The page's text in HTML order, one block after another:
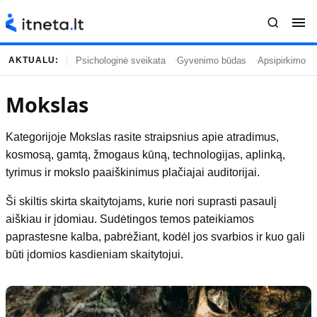
Turinys
Naujausi straipsniai
Gyvenimas
Mada
Namai ir interjeras
Horoskopai
Kulinarija
Gyvenimo būdas
Vasaros mada
Tėvai ir vaikai
Populiaru Informacija
AKTUALU: Psichologinė sveikata Gyvenimo būdas Apsipirkimo
Mokslas
Kategorijoje Mokslas rasite straipsnius apie atradimus,
kosmosą, gamtą, žmogaus kūną, technologijas, aplinką,
tyrimus ir mokslo paaiškinimus plačiajai auditorijai.
Ši skiltis skirta skaitytojams, kurie nori suprasti pasaulį
aiškiau ir įdomiau. Sudėtingos temos pateikiamos
paprastesne kalba, pabrėžiant, kodėl jos svarbios ir kuo gali
būti įdomios kasdieniam skaitytojui.